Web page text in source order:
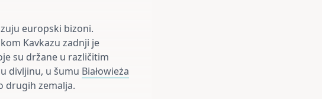
europski bizoni.
Kavkazu zadnji je
su držane u različitim
divljinu, u šumu Białowieża
drugih zemalja.